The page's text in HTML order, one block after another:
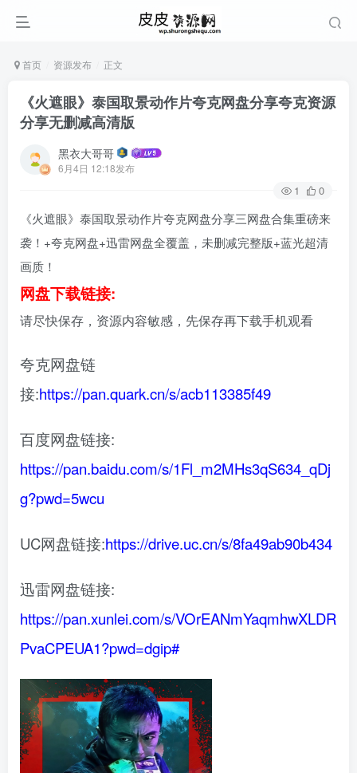
首页 资源发布 正文
《火遮眼》泰国取景动作片夸克网盘分享夸克资源
分享无删减高清版
黑衣大哥哥
6月4日 12:18发布
1 0
《火遮眼》泰国取景动作片夸克网盘分享三网盘合集重磅来
袭！+夸克网盘+迅雷网盘全覆盖，未删减完整版+蓝光超清
画质！
网盘下载链接:
请尽快保存，资源内容敏感，先保存再下载手机观看
夸克网盘链
接:https://pan.quark.cn/s/acb113385f49
百度网盘链接:
https://pan.baidu.com/s/1Fl_m2MHs3qS634_qDj
g?pwd=5wcu
UC网盘链接:https://drive.uc.cn/s/8fa49ab90b434
迅雷网盘链接:
https://pan.xunlei.com/s/VOrEANmYaqmhwXLDR
PvaCPEUA1?pwd=dgip#